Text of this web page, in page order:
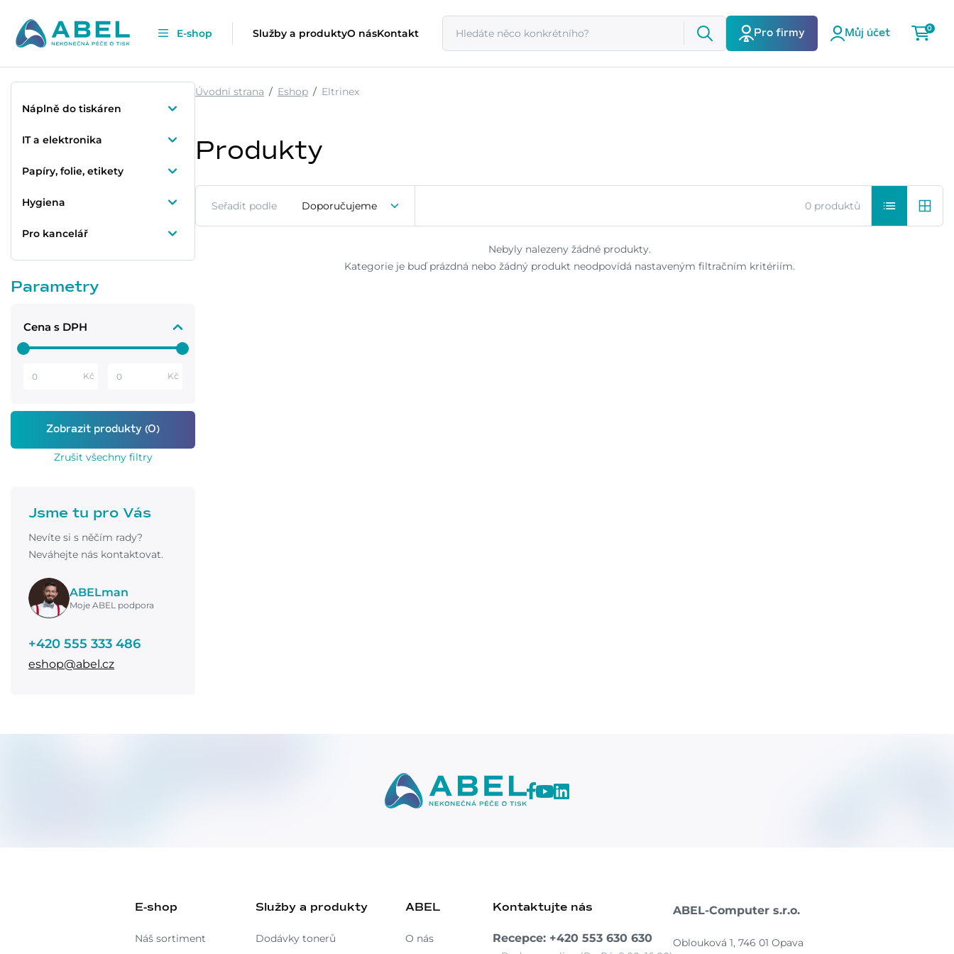
E-shop Služby a produktyO násKontakt Pro firmy Můj účet
0
Náplně do tiskáren
IT a elektronika
Papíry, folie, etikety
Hygiena
Pro kancelář
Parametry
Cena s DPH
Kč Kč
Zrušit všechny filtry
Jsme tu pro Vás
Nevíte si s něčím rady?
Neváhejte nás kontaktovat.
ABELman
Moje ABEL podpora
+420 555 333 486
eshop@abel.cz
Úvodní strana Eshop Eltrinex
Produkty
Seřadit podle Doporučujeme 0 produktů
Nebyly nalezeny žádné produkty.
Kategorie je buď prázdná nebo žádný produkt neodpovídá nastaveným filtračním kritériím.
E-shop
Náš sortiment
Služby a produkty
Dodávky tonerů
ABEL
O nás
Kontaktujte nás
Recepce: +420 553 630 630
ABEL-Computer s.r.o.
Oblouková 1, 746 01 Opava